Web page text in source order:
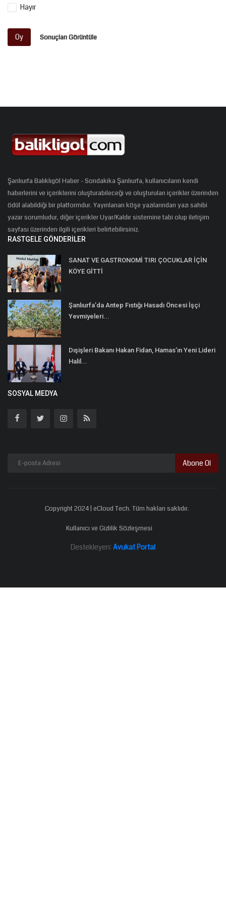
Hayır
Oy Sonuçları Görüntüle
Şanlıurfa Balıklıgöl Haber - Sondakika Şanlıurfa, kullanıcıların kendi
haberlerini ve içeriklerini oluşturabileceği ve oluşturulan içerikler üzerinden
ödül alabildiği bir platformdur. Yayınlanan köşe yazılarından yazı sahibi
yazar sorumludur, diğer içerikler Uyar/Kaldır sistemine tabi olup iletişim
sayfası üzerinden ilgili içerikleri belirtebilirsiniz.
RASTGELE GÖNDERILER
SANAT VE GASTRONOMİ TIRI ÇOCUKLAR İÇİN
KÖYE GİTTİ
Şanlıurfa’da Antep Fıstığı Hasadı Öncesi İşçi
Yevmiyeleri...
Dışişleri Bakanı Hakan Fidan, Hamas’ın Yeni Lideri
Halil...
SOSYAL MEDYA
Abone Ol
Copyright 2024 | eCloud Tech. Tüm hakları saklıdır.
Kullanıcı ve Gizlilik Sözleşmesi
Destekleyen: Avukat Portal